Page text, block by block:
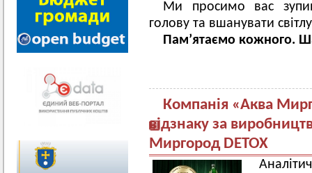
Ми просимо вас
голову та вшанувати
Пам’ятаємо кожного.
Компанія «Аква
відзнаку за
Миргород DETOX